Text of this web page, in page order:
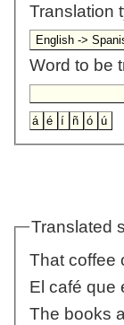
Translation
Word to be
Translated
That coffee
El café que
The books